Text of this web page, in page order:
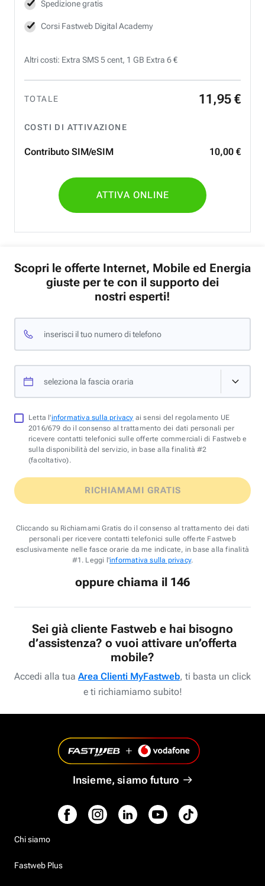
Spedizione gratis
Corsi Fastweb Digital Academy
Altri costi: Extra SMS 5 cent, 1 GB Extra 6 €
TOTALE 11 ,95 €
COSTI DI ATTIVAZIONE
Contributo SIM/eSIM 10,00 €
ATTIVA ONLINE
Scopri le offerte Internet, Mobile ed Energia
giuste per te con il supporto dei
nostri esperti!
inserisci il tuo numero di telefono
seleziona la fascia oraria
Letta l'informativa sulla privacy ai sensi del regolamento UE
2016/679 do il consenso al trattamento dei dati personali per
ricevere contatti telefonici sulle offerte commerciali di Fastweb e
sulla disponibilità del servizio, in base alla finalità #2
(facoltativo).
RICHIAMAMI GRATIS
Cliccando su Richiamami Gratis do il consenso al trattamento dei dati
personali per ricevere contatti telefonici sulle offerte Fastweb
esclusivamente nelle fasce orarie da me indicate, in base alla finalità
#1. Leggi l'informativa sulla privacy.
oppure chiama il 146
Sei già cliente Fastweb e hai bisogno
d’assistenza? o vuoi attivare un’offerta
mobile?
Accedi alla tua Area Clienti MyFastweb, ti basta un click
e ti richiamiamo subito!
Insieme, siamo futuro
Chi siamo
Fastweb Plus